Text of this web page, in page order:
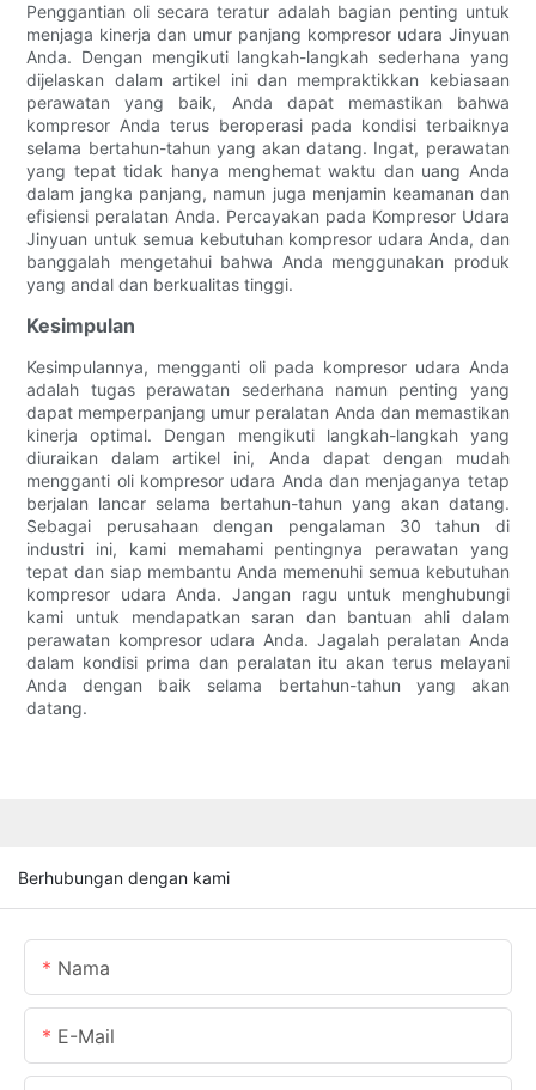
Penggantian oli secara teratur adalah bagian penting untuk
menjaga kinerja dan umur panjang kompresor udara Jinyuan
Anda. Dengan mengikuti langkah-langkah sederhana yang
dijelaskan dalam artikel ini dan mempraktikkan kebiasaan
perawatan yang baik, Anda dapat memastikan bahwa
kompresor Anda terus beroperasi pada kondisi terbaiknya
selama bertahun-tahun yang akan datang. Ingat, perawatan
yang tepat tidak hanya menghemat waktu dan uang Anda
dalam jangka panjang, namun juga menjamin keamanan dan
efisiensi peralatan Anda. Percayakan pada Kompresor Udara
Jinyuan untuk semua kebutuhan kompresor udara Anda, dan
banggalah mengetahui bahwa Anda menggunakan produk
yang andal dan berkualitas tinggi.
Kesimpulan
Kesimpulannya, mengganti oli pada kompresor udara Anda
adalah tugas perawatan sederhana namun penting yang
dapat memperpanjang umur peralatan Anda dan memastikan
kinerja optimal. Dengan mengikuti langkah-langkah yang
diuraikan dalam artikel ini, Anda dapat dengan mudah
mengganti oli kompresor udara Anda dan menjaganya tetap
berjalan lancar selama bertahun-tahun yang akan datang.
Sebagai perusahaan dengan pengalaman 30 tahun di
industri ini, kami memahami pentingnya perawatan yang
tepat dan siap membantu Anda memenuhi semua kebutuhan
kompresor udara Anda. Jangan ragu untuk menghubungi
kami untuk mendapatkan saran dan bantuan ahli dalam
perawatan kompresor udara Anda. Jagalah peralatan Anda
dalam kondisi prima dan peralatan itu akan terus melayani
Anda dengan baik selama bertahun-tahun yang akan
datang.
Berhubungan dengan kami
Nama
E-Mail